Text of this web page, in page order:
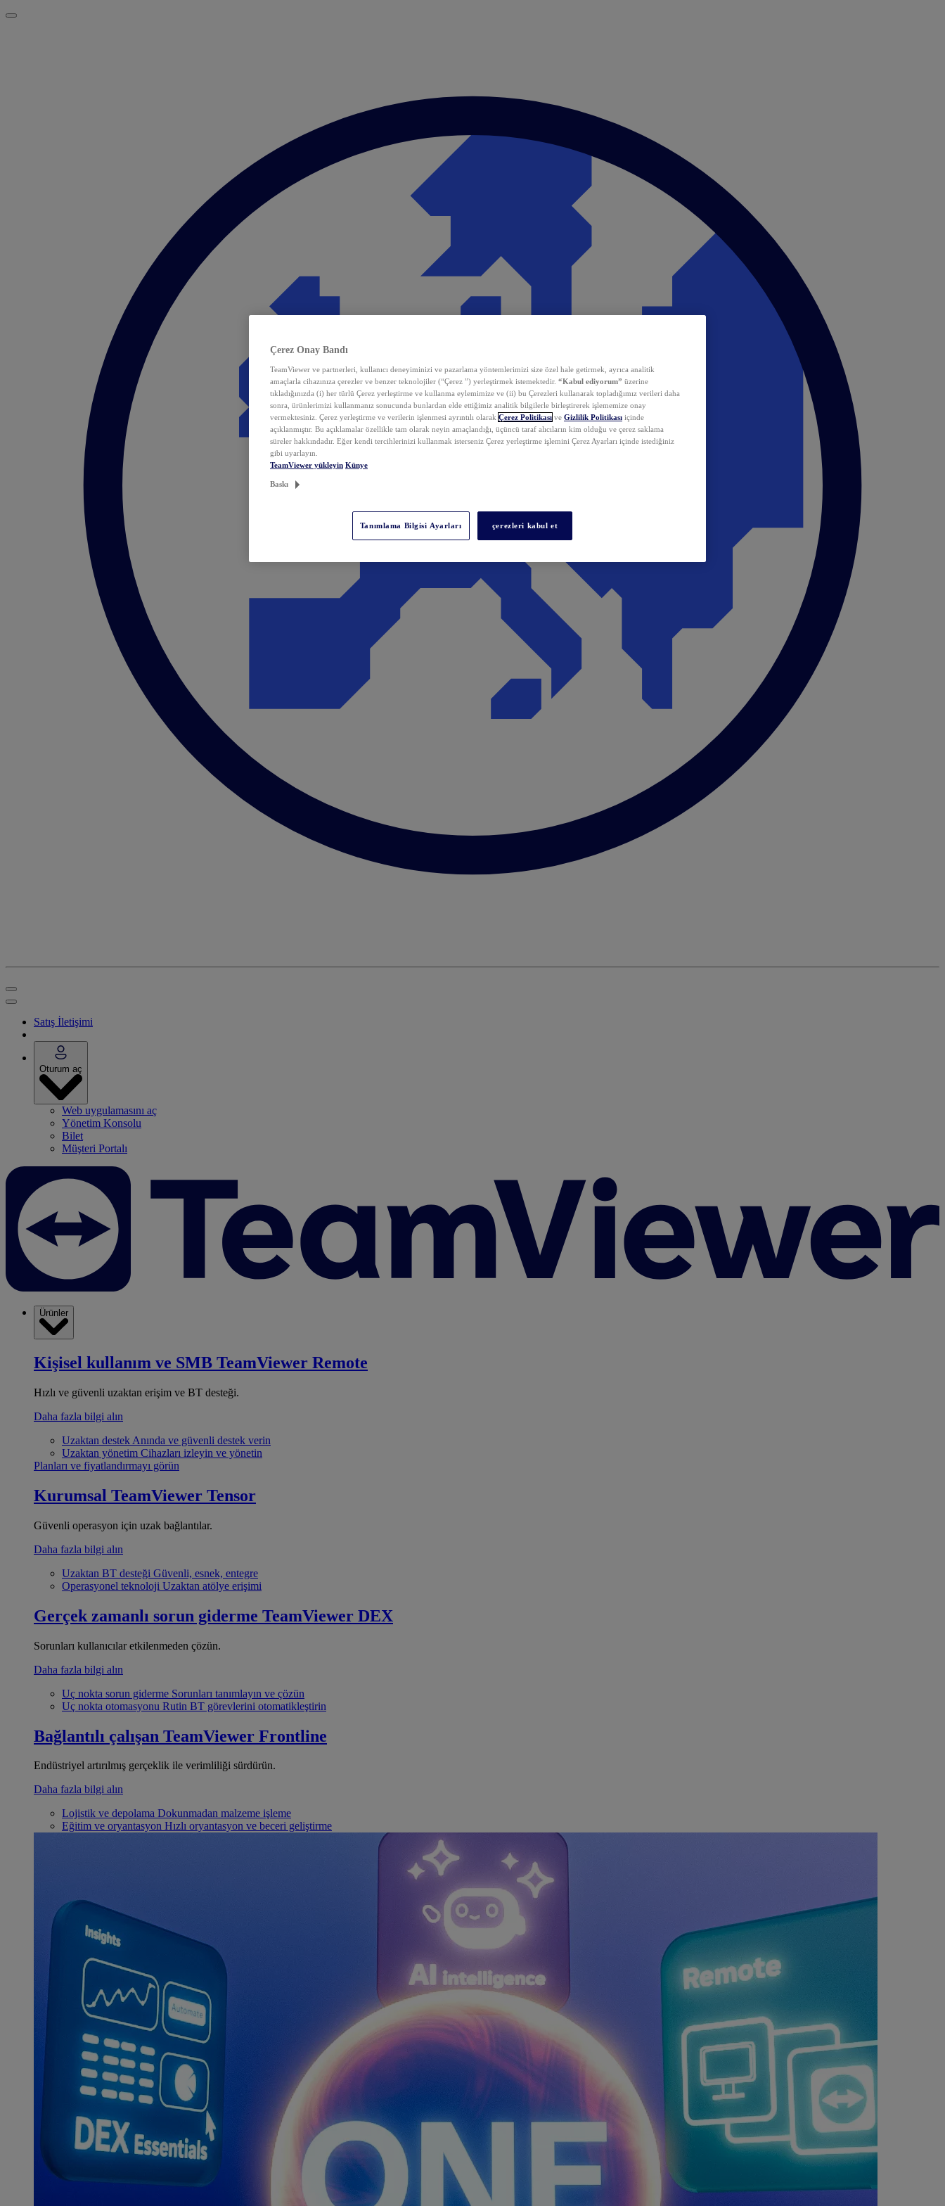
Satış İletişimi
Oturum aç
Web uygulamasını aç
Yönetim Konsolu
Bilet
Müşteri Portalı
Ürünler
Kişisel kullanım ve SMB TeamViewer Remote
Hızlı ve güvenli uzaktan erişim ve BT desteği.
Daha fazla bilgi alın
Uzaktan destek Anında ve güvenli destek verin
Uzaktan yönetim Cihazları izleyin ve yönetin
Planları ve fiyatlandırmayı görün
Kurumsal TeamViewer Tensor
Güvenli operasyon için uzak bağlantılar.
Daha fazla bilgi alın
Uzaktan BT desteği Güvenli, esnek, entegre
Operasyonel teknoloji Uzaktan atölye erişimi
Gerçek zamanlı sorun giderme TeamViewer DEX
Sorunları kullanıcılar etkilenmeden çözün.
Daha fazla bilgi alın
Uç nokta sorun giderme Sorunları tanımlayın ve çözün
Uç nokta otomasyonu Rutin BT görevlerini otomatikleştirin
Bağlantılı çalışan TeamViewer Frontline
Endüstriyel artırılmış gerçeklik ile verimliliği sürdürün.
Daha fazla bilgi alın
Lojistik ve depolama Dokunmadan malzeme işleme
Eğitim ve oryantasyon Hızlı oryantasyon ve beceri geliştirme
Çerez Onay Bandı
TeamViewer ve partnerleri, kullanıcı deneyiminizi ve pazarlama yöntemlerimizi size özel hale getirmek, ayrıca analitik
amaçlarla cihazınıza çerezler ve benzer teknolojiler (“Çerez ”) yerleştirmek istemektedir. “Kabul ediyorum” üzerine
tıkladığınızda (i) her türlü Çerez yerleştirme ve kullanma eylemimize ve (ii) bu Çerezleri kullanarak topladığımız verileri daha
sonra, ürünlerimizi kullanmanız sonucunda bunlardan elde ettiğimiz analitik bilgilerle birleştirerek işlememize onay
vermektesiniz. Çerez yerleştirme ve verilerin işlenmesi ayrıntılı olarak Çerez Politikası ve Gizlilik Politikası içinde
açıklanmıştır. Bu açıklamalar özellikle tam olarak neyin amaçlandığı, üçüncü taraf alıcıların kim olduğu ve çerez saklama
süreler hakkındadır. Eğer kendi tercihlerinizi kullanmak isterseniz Çerez yerleştirme işlemini Çerez Ayarları içinde istediğiniz
gibi uyarlayın.
TeamViewer yükleyin Künye
Baskı
Tanımlama Bilgisi Ayarları çerezleri kabul et